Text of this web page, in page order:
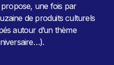
une fois par
de produits culturels
autour d’un thème